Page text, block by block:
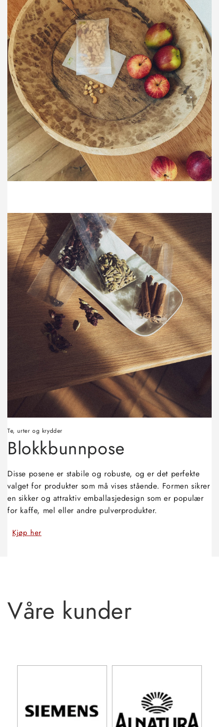
Te, urter og krydder
Blokkbunnpose
Disse posene er stabile og robuste, og er det perfekte
valget for produkter som må vises stående. Formen sikrer
en sikker og attraktiv emballasjedesign som er populær
for kaffe, mel eller andre pulverprodukter.
Kjøp her
Våre kunder